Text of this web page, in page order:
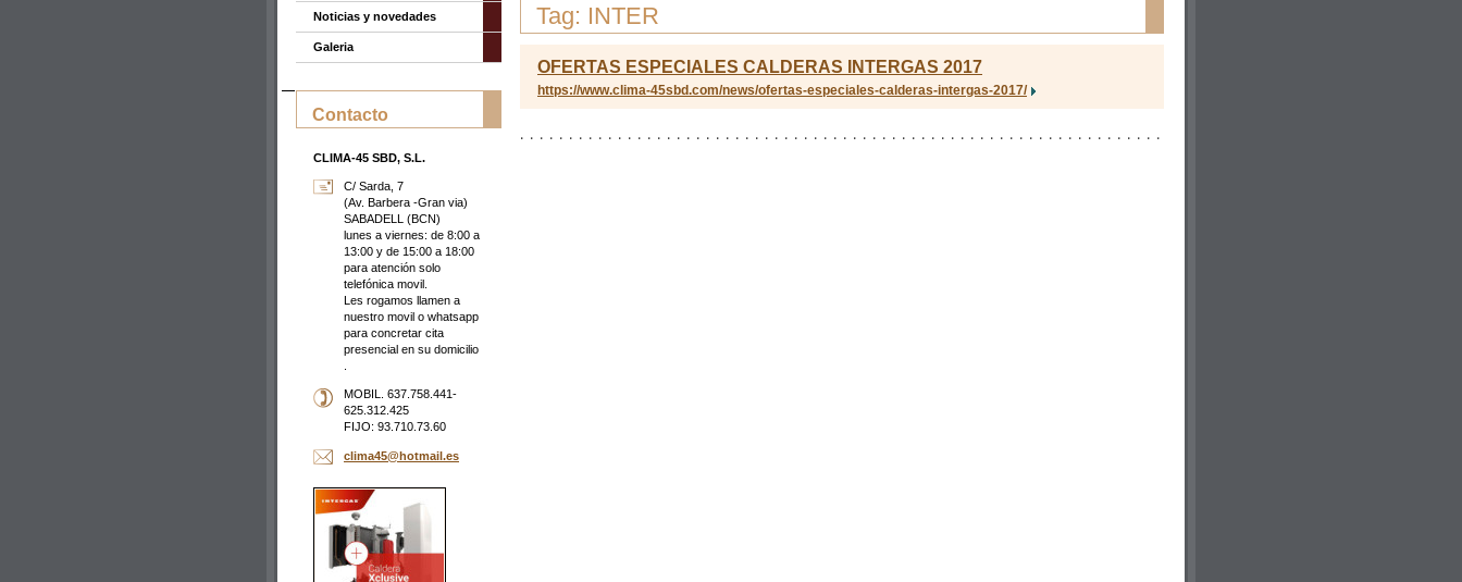
Tag: INTER
OFERTAS ESPECIALES CALDERAS INTERGAS 2017
https://www.clima-45sbd.com/news/ofertas-especiales-calderas-intergas-2017/
Noticias y novedades
Galeria
Contacto
CLIMA-45 SBD, S.L.
C/ Sarda, 7
(Av. Barbera -Gran via)
SABADELL (BCN)
lunes a viernes: de 8:00 a
13:00 y de 15:00 a 18:00
para atención solo
telefónica movil.
Les rogamos llamen a
nuestro movil o whatsapp
para concretar cita
presencial en su domicilio
MOBIL. 637.758.441-
625.312.425
FIJO: 93.710.73.60
clima45@hotmail.es